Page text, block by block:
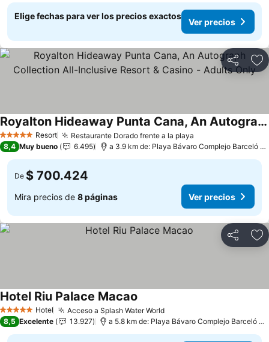
Elige fechas para ver los precios exactos
Ver precios
Compartir
5 Estrellas Resort Restaurante Dorado frente a la playa
Royalton Hideaway Punta Cana, An Autograph Collection All-Inclusive Resort & Casino - Adults Only
8,4 Muy bueno 6.495 a 3.9 km de: Playa Bávaro Complejo Barceló Bávaro
De $ 700.424
Mira precios de 8 páginas Ver precios
Compartir
5 Estrellas Hotel Acceso a Splash Water World
Hotel Riu Palace Macao
8,5 Excelente 13.927 a 5.8 km de: Playa Bávaro Complejo Barceló Bávaro